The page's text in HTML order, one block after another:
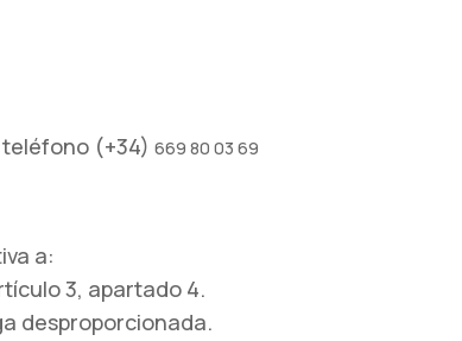
(+34) 669 80 03 69
a:
3, apartado 4.
desproporcionada.